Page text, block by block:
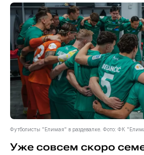
Футболисты "Елимая" в раздевалке. Фото: ФК
Уже совсем скоро